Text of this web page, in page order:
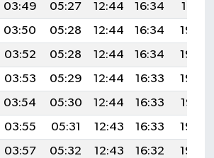
03:49 05:27 12:44 16:34
19:51
03:50 05:28 12:44 16:34
19:50
03:52 05:28 12:44 16:34
19:49
03:53 05:29 12:44 16:33
19:48
03:54 05:30 12:44 16:33
19:47
03:55 05:31 12:43 16:33
19:46
03:57 05:32 12:43 16:32
19:45